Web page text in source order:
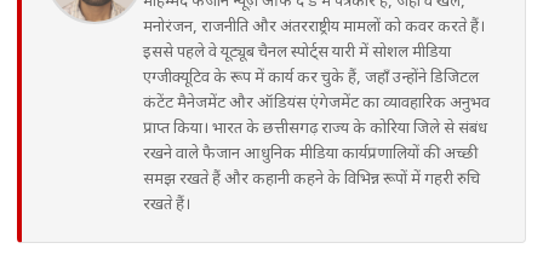
मनोरंजन, राजनीति और अंतरराष्ट्रीय मामलों को कवर करते हैं।
इससे पहले वे यूट्यूब चैनल स्पोर्ट्स यारी में सोशल मीडिया
एग्जीक्यूटिव के रूप में कार्य कर चुके हैं, जहाँ उन्होंने डिजिटल
कंटेंट मैनेजमेंट और ऑडियंस एंगेजमेंट का व्यावहारिक अनुभव
प्राप्त किया। भारत के छत्तीसगढ़ राज्य के कोरिया जिले से संबंध
रखने वाले फैजान आधुनिक मीडिया कार्यप्रणालियों की अच्छी
समझ रखते हैं और कहानी कहने के विभिन्न रूपों में गहरी रुचि
रखते हैं।